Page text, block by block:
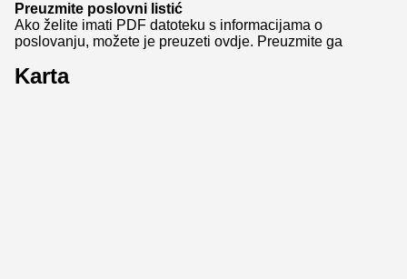
Preuzmite poslovni listić
Ako želite imati PDF datoteku s informacijama o
poslovanju, možete je preuzeti ovdje. Preuzmite ga
Karta